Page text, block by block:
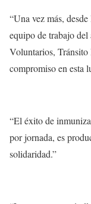
“Una vez más,
equipo de trabajo del
Voluntarios, Tránsito
compromiso en esta
“El éxito de
por jornada, es
solidaridad.”